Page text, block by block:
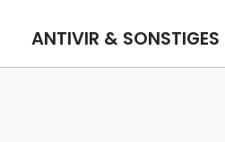
ANTIVIR & SONSTIGES